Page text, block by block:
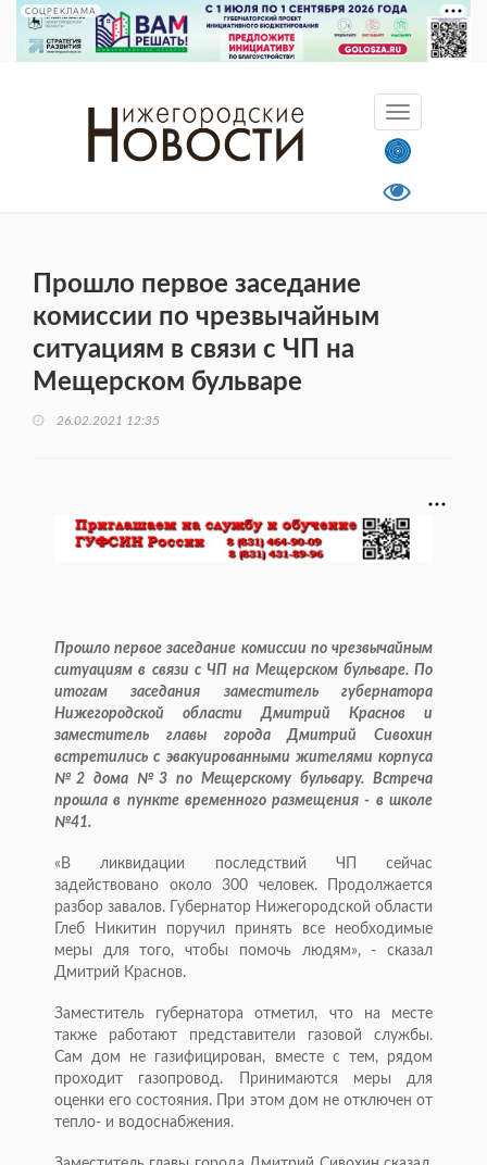
СОЦРЕКЛАМА
Прошло первое заседание
комиссии по чрезвычайным
ситуациям в связи с ЧП на
Мещерском бульваре
26.02.2021 12:35
Прошло первое заседание комиссии по чрезвычайным
ситуациям в связи с ЧП на Мещерском бульваре. По
итогам заседания заместитель губернатора
Нижегородской области Дмитрий Краснов и
заместитель главы города Дмитрий Сивохин
встретились с эвакуированными жителями корпуса
№2 дома №3 по Мещерскому бульвару. Встреча
прошла в пункте временного размещения - в школе
№41.
«В ликвидации последствий ЧП сейчас
задействовано около 300 человек. Продолжается
разбор завалов. Губернатор Нижегородской области
Глеб Никитин поручил принять все необходимые
меры для того, чтобы помочь людям», - сказал
Дмитрий Краснов.
Заместитель губернатора отметил, что на месте
также работают представители газовой службы.
Сам дом не газифицирован, вместе с тем, рядом
проходит газопровод. Принимаются меры для
оценки его состояния. При этом дом не отключен от
тепло- и водоснабжения.